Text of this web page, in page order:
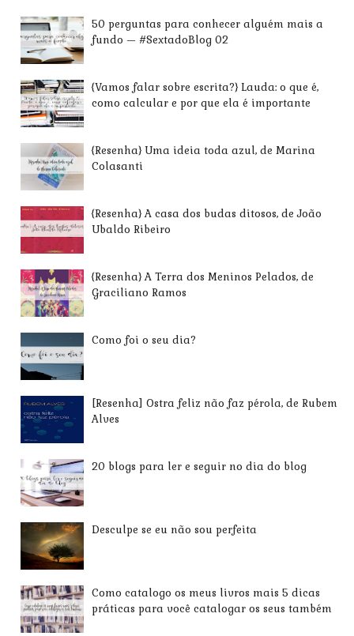
50 perguntas para conhecer alguém mais a
fundo — #SextadoBlog 02
{Vamos falar sobre escrita?} Lauda: o que é,
como calcular e por que ela é importante
{Resenha} Uma ideia toda azul, de Marina
Colasanti
{Resenha} A casa dos budas ditosos, de João
Ubaldo Ribeiro
{Resenha} A Terra dos Meninos Pelados, de
Graciliano Ramos
Como foi o seu dia?
[Resenha] Ostra feliz não faz pérola, de Rubem
Alves
20 blogs para ler e seguir no dia do blog
Desculpe se eu não sou perfeita
Como catalogo os meus livros mais 5 dicas
práticas para você catalogar os seus também